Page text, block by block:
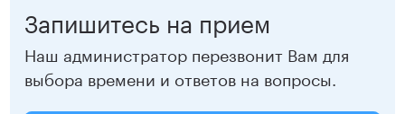
Запишитесь на прием
Наш администратор перезвонит Вам для
выбора времени и ответов на вопросы.